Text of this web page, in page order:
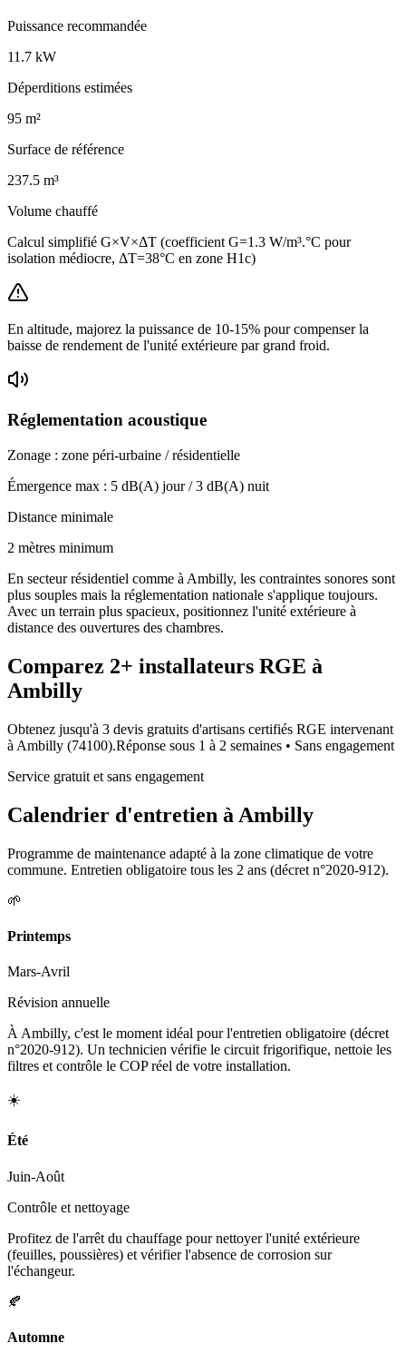
Puissance recommandée
11.7 kW
Déperditions estimées
95 m²
Surface de référence
237.5 m³
Volume chauffé
Calcul simplifié G×V×ΔT (coefficient G=1.3 W/m³.°C pour
isolation médiocre, ΔT=38°C en zone H1c)
En altitude, majorez la puissance de 10-15% pour compenser la
baisse de rendement de l'unité extérieure par grand froid.
Réglementation acoustique
Zonage : zone péri-urbaine / résidentielle
Émergence max : 5 dB(A) jour /3 dB(A) nuit
Distance minimale
2 mètres minimum
En secteur résidentiel comme à Ambilly, les contraintes sonores sont
plus souples mais la réglementation nationale s'applique toujours.
Avec un terrain plus spacieux, positionnez l'unité extérieure à
distance des ouvertures des chambres.
Comparez 2+ installateurs RGE à
Ambilly
Obtenez jusqu'à 3 devis gratuits d'artisans certifiés RGE intervenant
à Ambilly (74100).Réponse sous 1 à 2 semaines • Sans engagement
Service gratuit et sans engagement
Calendrier d'entretien à Ambilly
Programme de maintenance adapté à la zone climatique de votre
commune. Entretien obligatoire tous les 2 ans (décret n°2020-912).
🌱
Printemps
Mars-Avril
Révision annuelle
À Ambilly, c'est le moment idéal pour l'entretien obligatoire (décret
n°2020-912). Un technicien vérifie le circuit frigorifique, nettoie les
filtres et contrôle le COP réel de votre installation.
☀️
Été
Juin-Août
Contrôle et nettoyage
Profitez de l'arrêt du chauffage pour nettoyer l'unité extérieure
(feuilles, poussières) et vérifier l'absence de corrosion sur
l'échangeur.
🍂
Automne